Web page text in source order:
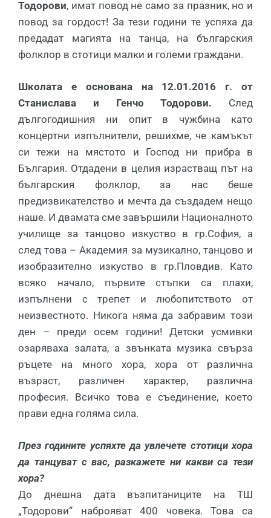
Тодорови, имат повод не само за празник, но и
повод за гордост! За тези години те успяха да
предадат магията на танца, на българския
фолклор в стотици малки и големи граждани.
Школата е основана на 12.01.2016 г. от
Станислава и Генчо Тодорови. След
дългогодишния ни опит в чужбина като
концертни изпълнители, решихме, че камъкът
си тежи на мястото и Господ ни прибра в
България. Отдадени в целия израстващ път на
българския фолклор, за нас беше
предизвикателство и мечта да създадем нещо
наше. И двамата сме завършили Националното
училище за танцово изкуство в гр.София, а
след това – Академия за музикално, танцово и
изобразително изкуство в гр.Пловдив. Като
всяко начало, първите стъпки са плахи,
изпълнени с трепет и любопитството от
неизвестното. Никога няма да забравим този
ден – преди осем години! Детски усмивки
озаряваха залата, а звънката музика свърза
ръцете на много хора, хора от различна
възраст, различен характер, различна
професия. Всичко това е съединение, което
прави една голяма сила.
През годините успяхте да увлечете стотици хора
да танцуват с вас, разкажете ни какви са тези
хора?
До днешна дата възпитаниците на ТШ
„Тодорови“ наброяват 400 човека. Това са